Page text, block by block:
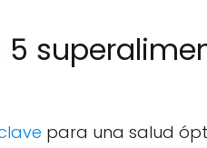
5
para una salud